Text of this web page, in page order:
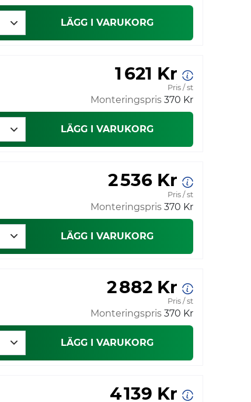
LÄGG I VARUKORG
1 621 Kr
Pris / st
Monteringspris 370 Kr
LÄGG I VARUKORG
2 536 Kr
Pris / st
Monteringspris 370 Kr
LÄGG I VARUKORG
2 882 Kr
Pris / st
Monteringspris 370 Kr
LÄGG I VARUKORG
4 139 Kr